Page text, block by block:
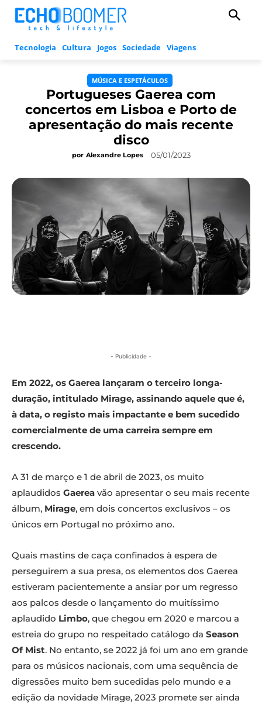
Tecnologia Cultura Jogos Sociedade Viagens
MÚSICA E ESPETÁCULOS
Portugueses Gaerea com
concertos em Lisboa e Porto de
apresentação do mais recente
disco
por Alexandre Lopes 05/01/2023
- Publicidade -
Em 2022, os Gaerea lançaram o terceiro longa-
duração, intitulado Mirage, assinando aquele que é,
à data, o registo mais impactante e bem sucedido
comercialmente de uma carreira sempre em
crescendo.
A 31 de março e 1 de abril de 2023, os muito
aplaudidos Gaerea vão apresentar o seu mais recente
álbum, Mirage, em dois concertos exclusivos – os
únicos em Portugal no próximo ano.
Quais mastins de caça confinados à espera de
perseguirem a sua presa, os elementos dos Gaerea
estiveram pacientemente a ansiar por um regresso
aos palcos desde o lançamento do muitíssimo
aplaudido Limbo, que chegou em 2020 e marcou a
estreia do grupo no respeitado catálogo da Season
Of Mist. No entanto, se 2022 já foi um ano em grande
para os músicos nacionais, com uma sequência de
digressões muito bem sucedidas pelo mundo e a
edição da novidade Mirage, 2023 promete ser ainda